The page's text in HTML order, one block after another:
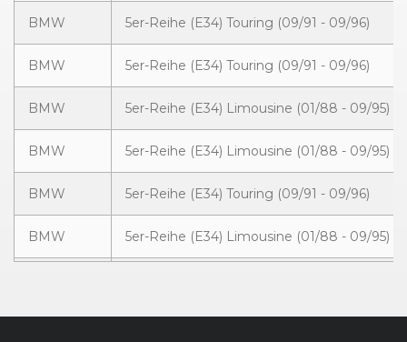
BMW 5er-Reihe (E34) Touring (09/91 - 09/96)
BMW 5er-Reihe (E34) Touring (09/91 - 09/96)
BMW 5er-Reihe (E34) Limousine (01/88 - 09/95)
BMW 5er-Reihe (E34) Limousine (01/88 - 09/95)
BMW 5er-Reihe (E34) Touring (09/91 - 09/96)
BMW 5er-Reihe (E34) Limousine (01/88 - 09/95)
BMW 5er-Reihe (E34) Limousine (01/88 - 09/95)